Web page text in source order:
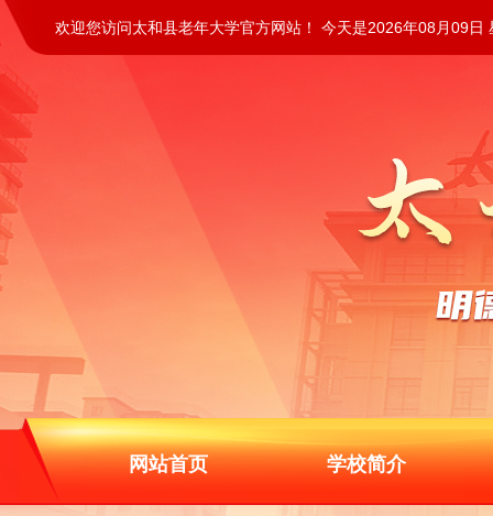
欢迎您访问太和县老年大学官方网站！ 今天是2026年08月09日
网站首页 学校简介